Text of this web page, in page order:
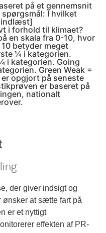
på et gennemsnit
I hvilket
indlæst]
i forhold til klimaet?
en skala fra 0-10, hvor
betyder meget
¼ i kategorien.
i kategorien. Going
Green Weak =
opgjort på seneste
er baseret på
nationalt
der giver indsigt og
ønsker at sætte fart på
er et nyttigt
effekten af PR-